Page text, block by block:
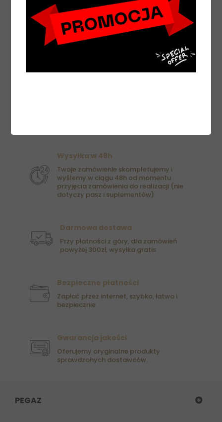
Wysyłka w 48h
Twoje zamówienie skompletujemy i
wyślemy w ciągu 48h od momentu
przyjęcia zamówienia do realizacji (nie
dotyczy pasz i suplementów)
Darmowa dostawa
Przy płatności z góry, dla zamówień
powyżej 300zł, wysyłka gratis
Bezpieczne płatności
Zapłać przez internet, szybko, łatwo i
bezpiecznie
Gwarancja jakości
Oferujemy oryginalne produkty
sprawdzonych dostawców.
PEGAZ